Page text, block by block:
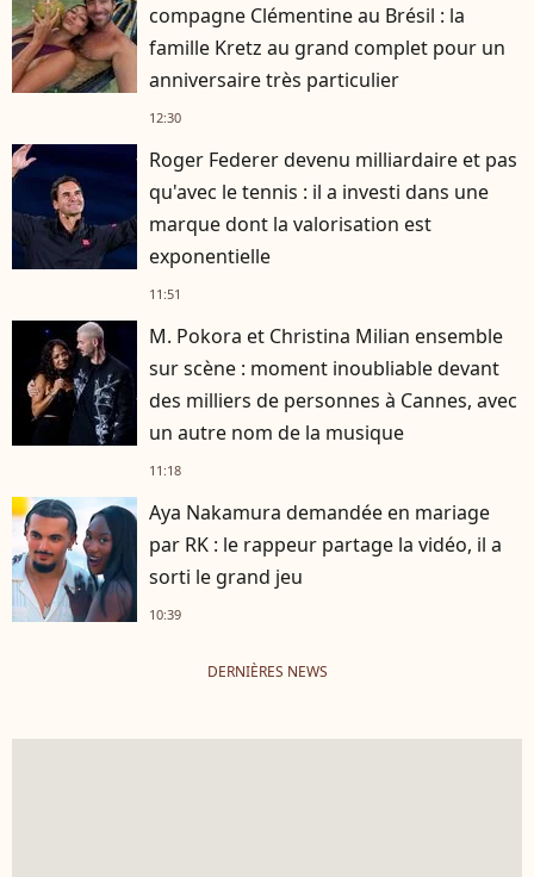
compagne Clémentine au Brésil : la
famille Kretz au grand complet pour un
anniversaire très particulier
12:30
Roger Federer devenu milliardaire et pas
qu'avec le tennis : il a investi dans une
marque dont la valorisation est
exponentielle
11:51
M. Pokora et Christina Milian ensemble
sur scène : moment inoubliable devant
des milliers de personnes à Cannes, avec
un autre nom de la musique
11:18
Aya Nakamura demandée en mariage
par RK : le rappeur partage la vidéo, il a
sorti le grand jeu
10:39
DERNIÈRES NEWS